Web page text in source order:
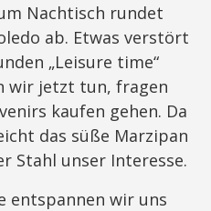
Nachtisch rundet
ab. Etwas verstört
„Leisure time“
wir jetzt tun, fragen
kaufen gehen. Da
das süße Marzipan
Stahl unser Interesse.
entspannen wir uns